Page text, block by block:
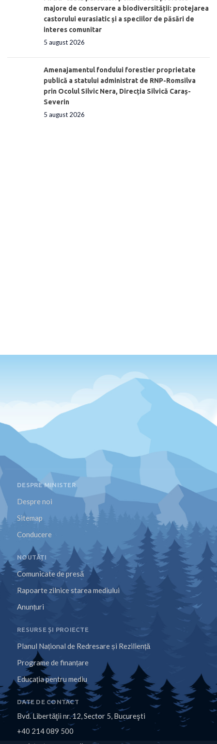
majore de conservare a biodiversității: protejarea
castorului eurasiatic și a speciilor de păsări de
interes comunitar
5 august 2026
Amenajamentul fondului forestier proprietate
publică a statului administrat de RNP-Romsilva
prin Ocolul Silvic Nera, Direcția Silvică Caraș-
Severin
5 august 2026
DESPRE MINISTER
Despre noi
Sitemap
Conducere
NOUTĂȚI
Comunicate de presă
Rapoarte zilnice starea mediului
Anunțuri
RESURSE ȘI PROIECTE
Planul Național de Redresare și Reziliență
Programe de finanțare
Educația pentru mediu
DATE DE CONTACT
Bvd. Libertăţii nr. 12, Sector 5, Bucureşti
+40 214 089 500